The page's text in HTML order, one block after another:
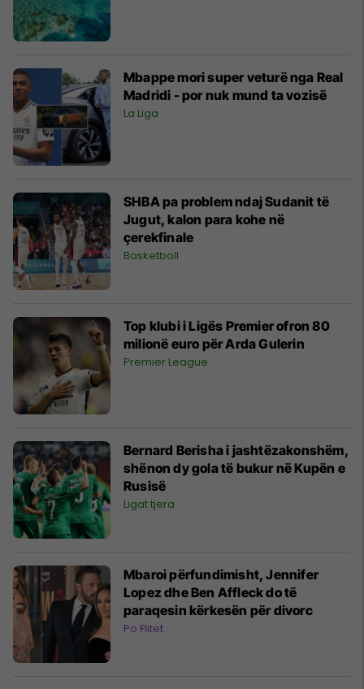
Mbappe mori super veturë nga Real
Madridi - por nuk mund ta vozisë
La Liga
SHBA pa problem ndaj Sudanit të
Jugut, kalon para kohe në
çerekfinale
Basketboll
Top klubi i Ligës Premier ofron 80
milionë euro për Arda Gulerin
Premier League
Bernard Berisha i jashtëzakonshëm,
shënon dy gola të bukur në Kupën e
Rusisë
Ligat tjera
Mbaroi përfundimisht, Jennifer
Lopez dhe Ben Affleck do të
paraqesin kërkesën për divorc
Po Flitet